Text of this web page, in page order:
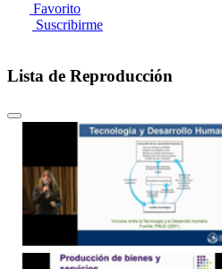
Favorito
Suscribirme
Lista de Reproducción